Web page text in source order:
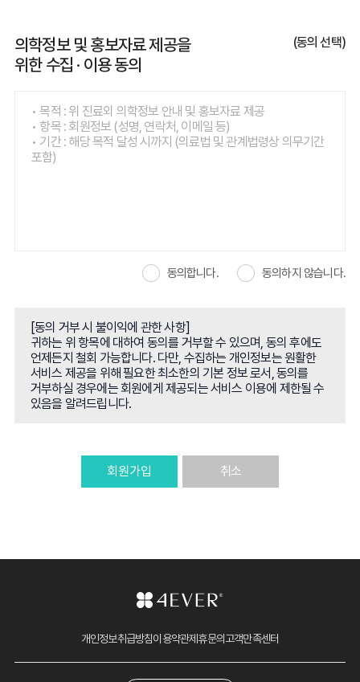
제9조 (계약 사항의 변경)
회원은 이용 신청시 기재한 사항이 변경되었을 경우 병원이 정한
제 3 장 서비스 이용
제10조 (서비스 제공의 목적 및 활용범위)
② 병원의 업무상 또는 기술상의 장애로 인하여 서비스를
개시하지 못하는 경우에는 사이트에 공시하거나 회원에게 이를
것을 원칙으로 합니다.
제12 조 (서비스의 이용시간)
① 서비스의 이용은 연중무휴 1일 24시간을 원칙으로 합니다.
다만, 병원의 업무상이나 기술상의 이유로 서비스가 일지 중지될
수 있고, 또한 운영 상의 목적으로 병원이 정한 기간에는
서비스를 일정범위로 분할하여 각 범위별로 이용 가능한 시간을
별도로 정할 수 있으며 이 경우 그 내용을 공지합니다.
경우 사전 통지 없이 삭제할 수 있으며, 이에 대해 병원은 어떠한
명예를 손상시키는 내용인 경우
등의 유포에 해당하는 경우
3. 범죄적 행위에 결부된다고 인정되는 내용인 경우
4. 병원의 저작권, 제3자의 저작권 등 기타 권리를 침해하는
다만, 수집목적 또는 제공받은 목적이 달성된 경우에도 상법 등
법령의 규정에 의하여 보존할 필요성이 있는 경우에는 귀하의
개인정보를 보유할 수 있습니다.
의학정보 및 홍보자료 제공을 위한 수집 · 이용 동의 (동의 선택)
• 목적 : 위 진료외 의학정보 안내 및 홍보자료 제공
• 항목 : 회원정보 (성명, 연락처, 이메일 등)
• 기간 : 해당 목적 달성 시까지 (의료법 및 관계법령상 의무기간
다만, 수집하는 개인정보는 원활한 서비스 제공을 위해 필요한
최소한의 기본정보로서, 동의를 거부하실 경우에는 회원에게
의학정보 및 홍보자료 제공을
위한 수집 · 이용 동의
(동의 선택)
• 목적 : 위 진료외 의학정보 안내 및 홍보자료 제공
• 항목 : 회원정보 (성명, 연락처, 이메일 등)
• 기간 : 해당 목적 달성 시까지 (의료법 및 관계법령상 의무기간
포함)
동의합니다. 동의하지 않습니다.
[동의 거부 시 불이익에 관한 사항]
귀하는 위 항목에 대하여 동의를 거부할 수 있으며, 동의 후에도
언제든지 철회 가능합니다. 다만, 수집하는 개인정보는 원활한
서비스 제공을 위해 필요한 최소한의 기본 정보 로서, 동의를
거부하실 경우에는 회원에게 제공되는 서비스 이용에 제한될 수
있음을 알려드립니다.
회원가입 취소
개인정보취급방침이용약관제휴문의고객만족센터